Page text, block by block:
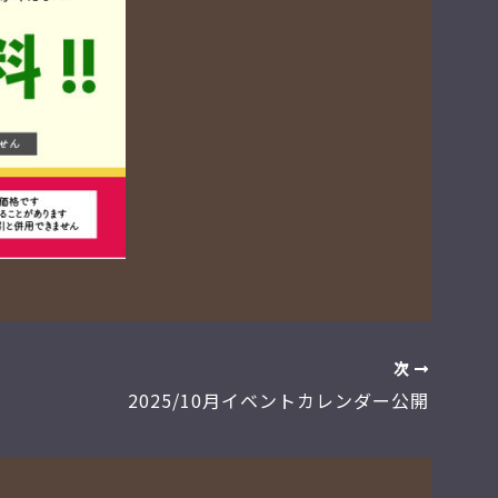
次
2025/10月イベントカレンダー公開